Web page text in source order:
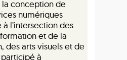
la conception de
numériques
à l’intersection des
et de la
des arts visuels et de
participé à